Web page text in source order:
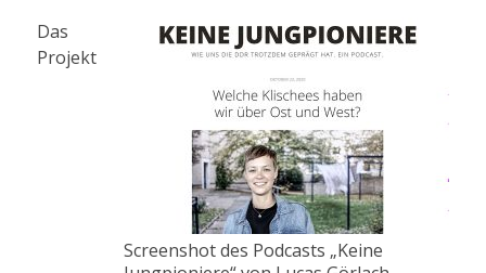
Screenshot des Podcasts „Keine
Das
Projekt